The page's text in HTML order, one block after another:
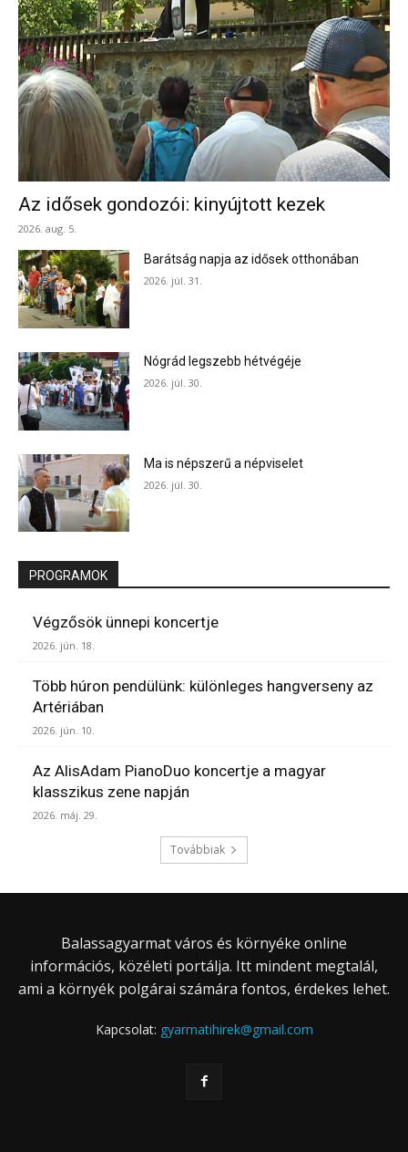
Az idősek gondozói: kinyújtott kezek
2026. aug. 5.
Barátság napja az idősek otthonában
2026. júl. 31.
Nógrád legszebb hétvégéje
2026. júl. 30.
Ma is népszerű a népviselet
2026. júl. 30.
PROGRAMOK
Végzősök ünnepi koncertje
2026. jún. 18.
Több húron pendülünk: különleges hangverseny az
Artériában
2026. jún. 10.
Az AlisAdam PianoDuo koncertje a magyar
klasszikus zene napján
2026. máj. 29.
Továbbiak
Balassagyarmat város és környéke online
információs, közéleti portálja. Itt mindent megtalál,
ami a környék polgárai számára fontos, érdekes lehet.
Kapcsolat: gyarmatihirek@gmail.com